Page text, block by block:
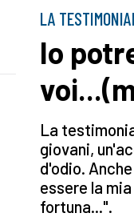
LA
Io
La
giovani,
d'odio.
essere la
fortuna...".